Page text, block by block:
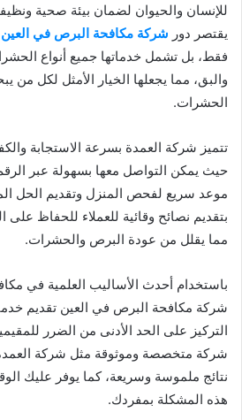
للإنسان والحيوان لضمان بيئة صحية
يقتصر دور شركة مكافحة البرص في العين
فقط، بل تشمل خدماتها جميع أنواع
والبق، مما يجعلها الخيار الأمثل لكل
الحشرات.
تتميز شركة العمدة بسرعة الاستجابة
موعد سريع لفحص المنزل وتقديم الحل
بتقديم نصائح وقائية للعملاء للحفاظ على
مما يقلل من عودة البرص والحشرات.
باستخدام أحدث الأساليب العلمية في
شركة مكافحة البرص في العين تقديم
التركيز على الحد الأدنى من الضرر
شركة متخصصة وموثوقة مثل شركة
نتائج ملموسة وسريعة، كما يوفر عليك
هذه المشكلة بمفردك.